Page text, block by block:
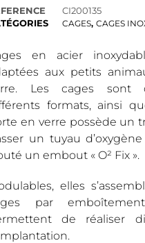
CI200135
CAGES,CAGES
en acier
aux petits
Les cages sont
formats, ainsi
en verre possède un
un tuyau
un embout « O² Fix ».
elles
par
de réaliser